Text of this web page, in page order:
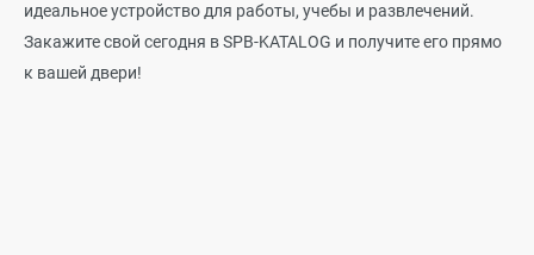
идеальное устройство для работы, учебы и развлечений.
Закажите свой сегодня в SPB-KATALOG и получите его прямо
к вашей двери!